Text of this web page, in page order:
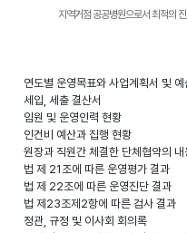
지역거점 공공병원으로서 최적의
연도별 운영목표와 사업계획서 및 예
세입, 세출 결산서
임원 및 운영인력 현황
인건비 예산과 집행 현황
원장과 직원간 체결한 단체협약의 내
법 제 21조에 따른 운영평가 결과
법 제 22조에 따른 운영진단 결과
법 제23조제2항에 따른 검사 결과
정관, 규정 및 이사회 회의록